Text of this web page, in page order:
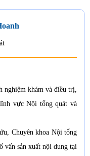
nghiệm khám và điều trị,
vực Nội tổng quát và
Chuyên khoa Nội tổng
vấn sản xuất nội dung tại